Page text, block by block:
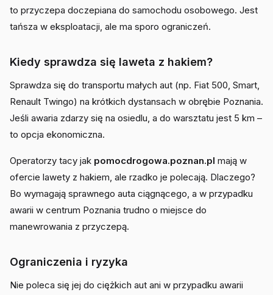
to przyczepa doczepiana do samochodu osobowego. Jest
tańsza w eksploatacji, ale ma sporo ograniczeń.
Kiedy sprawdza się laweta z hakiem?
Sprawdza się do transportu małych aut (np. Fiat 500, Smart,
Renault Twingo) na krótkich dystansach w obrębie Poznania.
Jeśli awaria zdarzy się na osiedlu, a do warsztatu jest 5 km –
to opcja ekonomiczna.
Operatorzy tacy jak pomocdrogowa.poznan.pl mają w
ofercie lawety z hakiem, ale rzadko je polecają. Dlaczego?
Bo wymagają sprawnego auta ciągnącego, a w przypadku
awarii w centrum Poznania trudno o miejsce do
manewrowania z przyczepą.
Ograniczenia i ryzyka
Nie poleca się jej do ciężkich aut ani w przypadku awarii